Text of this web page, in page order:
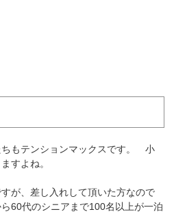
ちもテンションマックスです。 小
すよね。
が、差し入れして頂いた方なので
60代のシニアまで100名以上が一泊